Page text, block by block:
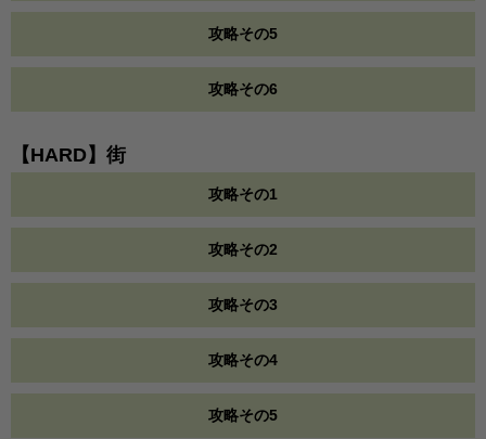
攻略その5
攻略その6
【HARD】街
攻略その1
攻略その2
攻略その3
攻略その4
攻略その5